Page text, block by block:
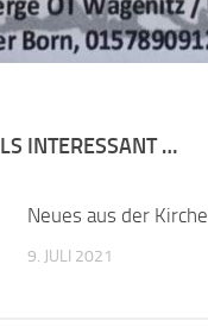
INTERESSANT …
Neues aus der Kirche
9. JULI 2021